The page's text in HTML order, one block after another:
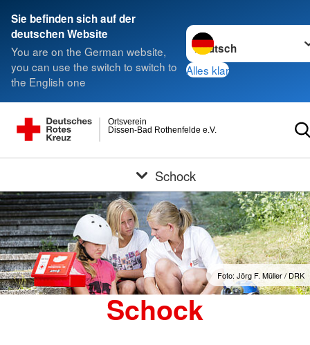
Sie befinden sich auf der
deutschen Website
You are on the German website,
you can use the switch to switch to
the English one
Sprache wechseln zu
Alles klar
Dissen-Bad Rothenfelde e.V.
Ortsverein
Schock
Foto: Jörg F. Müller / DRK
Schock